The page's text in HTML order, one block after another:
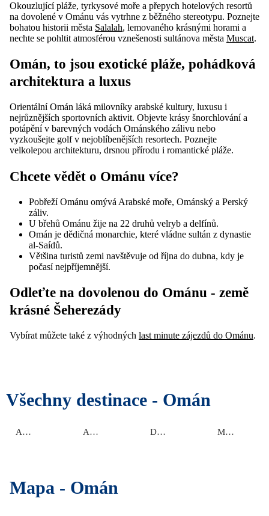
Okouzlující pláže, tyrkysové moře a přepych hotelových resortů
na dovolené v Ománu vás vytrhne z běžného stereotypu. Poznejte
bohatou historii města Salalah, lemovaného krásnými horami a
nechte se pohltit atmosférou vznešenosti sultánova města Muscat.
Omán, to jsou exotické pláže, pohádková
architektura a luxus
Orientální Omán láká milovníky arabské kultury, luxusu i
nejrůznějších sportovních aktivit. Objevte krásy šnorchlování a
potápění v barevných vodách Ománského zálivu nebo
vyzkoušejte golf v nejoblíbenějších resortech. Poznejte
velkolepou architekturu, drsnou přírodu i romantické pláže.
Chcete vědět o Ománu více?
Pobřeží Ománu omývá Arabské moře, Ománský a Perský
záliv.
U břehů Ománu žije na 22 druhů velryb a delfínů.
Omán je dědičná monarchie, které vládne sultán z dynastie
al-Saídů.
Většina turistů zemi navštěvuje od října do dubna, kdy je
počasí nejpříjemnější.
Odleťte na dovolenou do Ománu - země
krásné Šeherezády
Vybírat můžete také z výhodných last minute zájezdů do Ománu.
Všechny destinace - Omán
Al Batinah Al Buraymi Dhofar Muscat
Mapa - Omán